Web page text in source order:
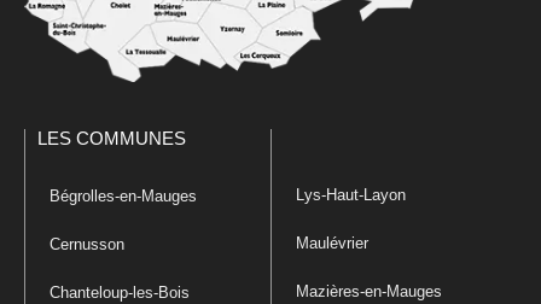
LES COMMUNES
Bégrolles-en-Mauges
Cernusson
Chanteloup-les-Bois
Lys-Haut-Layon
Maulévrier
Mazières-en-Mauges